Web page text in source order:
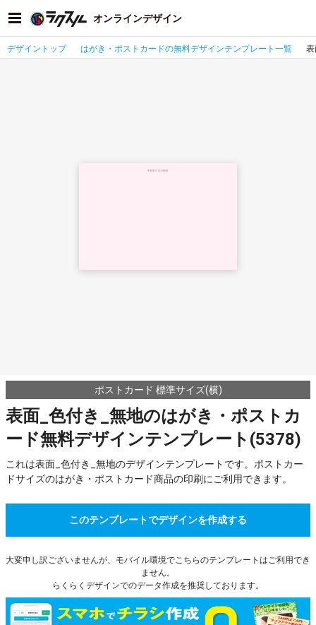
オンラインデザイン
デザイントップ はがき・ポストカードの無料デザインテンプレート一覧 表
ポストカード 標準サイズ(横)
表面_色付き_無地のはがき・ポストカ
ード無料デザインテンプレート(5378)
これは表面_色付き_無地のデザインテンプレートです。ポストカー
ドサイズのはがき・ポストカード商品の印刷にご利用できます。
このテンプレートでデザインを作成する
大変申し訳ございませんが、モバイル環境でこちらのテンプレートはご利用でき
ません。
らくらくデザインでのデータ作成を推奨しております。